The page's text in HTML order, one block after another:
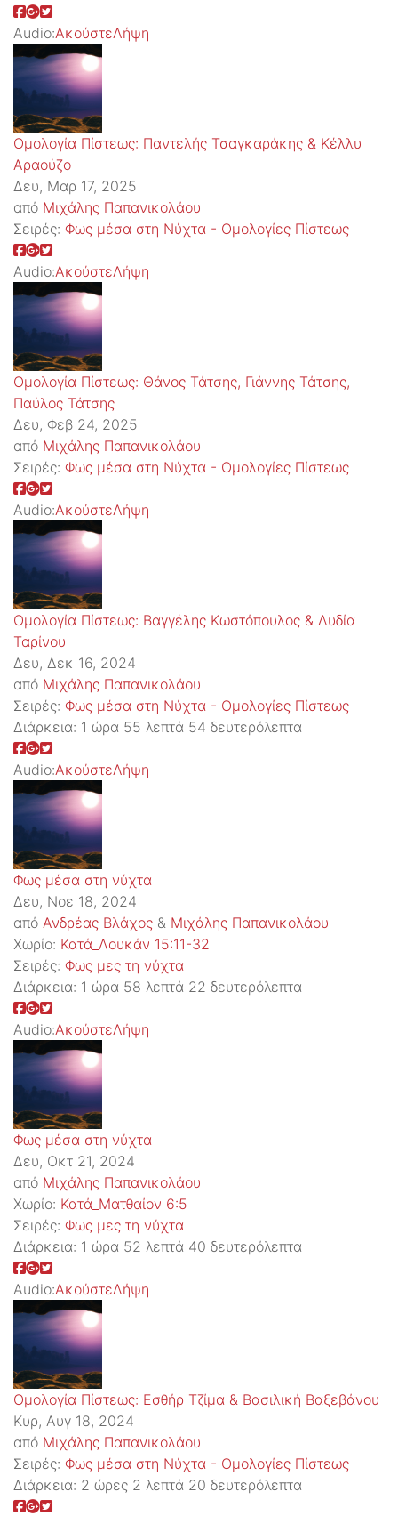
Audio:ΑκούστεΛήψη
Ομολογία Πίστεως: Παντελής Τσαγκαράκης & Κέλλυ
Αραούζο
Δευ, Μαρ 17, 2025
από Μιχάλης Παπανικολάου
Σειρές: Φως μέσα στη Νύχτα - Ομολογίες Πίστεως
Audio:ΑκούστεΛήψη
Ομολογία Πίστεως: Θάνος Τάτσης, Γιάννης Τάτσης,
Παύλος Τάτσης
Δευ, Φεβ 24, 2025
από Μιχάλης Παπανικολάου
Σειρές: Φως μέσα στη Νύχτα - Ομολογίες Πίστεως
Audio:ΑκούστεΛήψη
Ομολογία Πίστεως: Βαγγέλης Κωστόπουλος & Λυδία
Ταρίνου
Δευ, Δεκ 16, 2024
από Μιχάλης Παπανικολάου
Σειρές: Φως μέσα στη Νύχτα - Ομολογίες Πίστεως
Διάρκεια: 1 ώρα 55 λεπτά 54 δευτερόλεπτα
Audio:ΑκούστεΛήψη
Φως μέσα στη νύχτα
Δευ, Νοε 18, 2024
από Ανδρέας Βλάχος & Μιχάλης Παπανικολάου
Χωρίο: Κατά_Λουκάν 15:11-32
Σειρές: Φως μες τη νύχτα
Διάρκεια: 1 ώρα 58 λεπτά 22 δευτερόλεπτα
Audio:ΑκούστεΛήψη
Φως μέσα στη νύχτα
Δευ, Οκτ 21, 2024
από Μιχάλης Παπανικολάου
Χωρίο: Κατά_Ματθαίον 6:5
Σειρές: Φως μες τη νύχτα
Διάρκεια: 1 ώρα 52 λεπτά 40 δευτερόλεπτα
Audio:ΑκούστεΛήψη
Ομολογία Πίστεως: Εσθήρ Τζίμα & Βασιλική Βαξεβάνου
Κυρ, Αυγ 18, 2024
από Μιχάλης Παπανικολάου
Σειρές: Φως μέσα στη Νύχτα - Ομολογίες Πίστεως
Διάρκεια: 2 ώρες 2 λεπτά 20 δευτερόλεπτα